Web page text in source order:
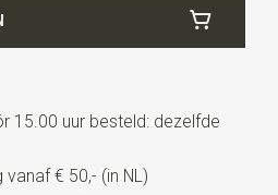
15.00 uur besteld: dezelfde
vanaf € 50,- (in NL)